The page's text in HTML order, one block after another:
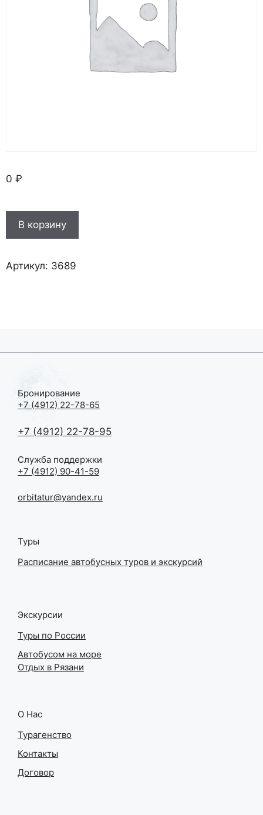
0 ₽
товара
В корзину
Артикул: 3689
Бронирование
+7 (4912) 22-78-65
+7 (4912) 22-78-95
Служба поддержки
+7 (4912) 90-41-59
orbitatur@yandex.ru
Туры
Расписание автобусных туров и экскурсий
Экскурсии
Туры по России
Автобусом на море
Отдых в Рязани
О Нас
Турагенство
Контакты
Договор